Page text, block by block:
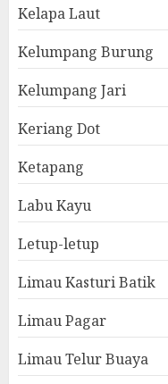
Kelapa Laut
Kelumpang Burung
Kelumpang Jari
Keriang Dot
Ketapang
Labu Kayu
Letup-letup
Limau Kasturi Batik
Limau Pagar
Limau Telur Buaya